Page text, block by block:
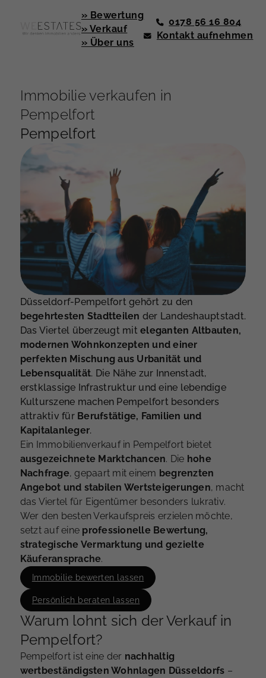
» Bewertung
» Verkauf
» Über uns
0178 56 16 804
Kontakt aufnehmen
Immobilie verkaufen in
Pempelfort
Pempelfort
Düsseldorf-Pempelfort gehört zu den
begehrtesten Stadtteilen der Landeshauptstadt.
Das Viertel überzeugt miteleganten Altbauten,
modernen Wohnkonzepten und einer
perfekten Mischung aus Urbanität und
Lebensqualität. Die Nähe zur Innenstadt,
erstklassige Infrastruktur und eine lebendige
Kulturszene machen Pempelfort besonders
attraktiv für Berufstätige, Familien und
Kapitalanleger.
Ein Immobilienverkauf in Pempelfort bietet
ausgezeichnete Marktchancen. Die hohe
Nachfrage, gepaart mit einem begrenzten
Angebot und stabilen Wertsteigerungen, macht
das Viertel für Eigentümer besonders lukrativ.
Wer den besten Verkaufspreis erzielen möchte,
setzt auf eine professionelle Bewertung,
strategische Vermarktung und gezielte
Käuferansprache.
Immobilie bewerten lassen
Persönlich beraten lassen
Warum lohnt sich der Verkauf in
Pempelfort?
Pempelfort ist eine der nachhaltig
wertbeständigsten Wohnlagen Düsseldorfs –